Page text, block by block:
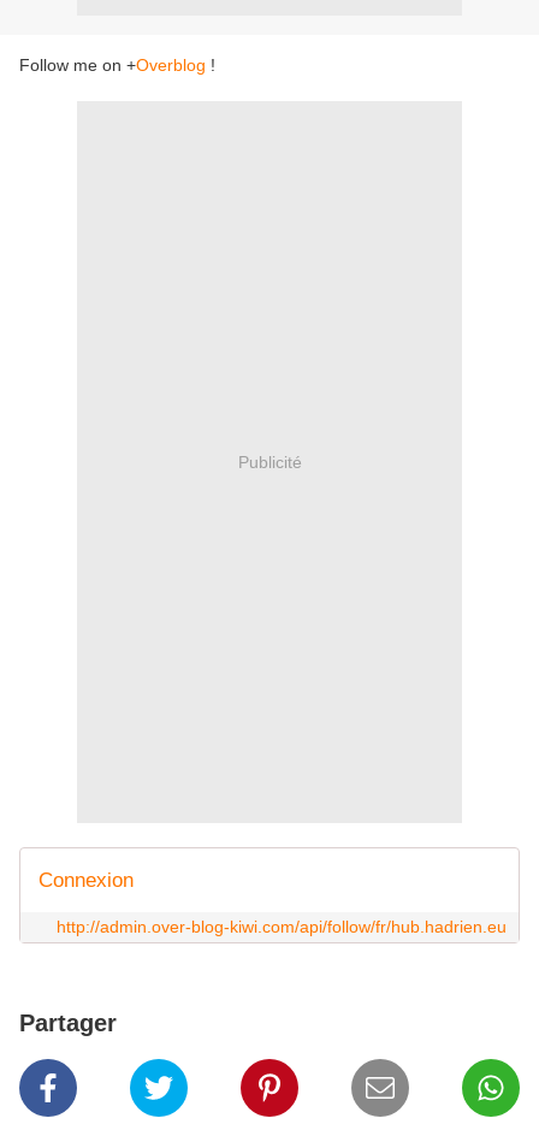
Follow me on +Overblog !
Publicité
Connexion
http://admin.over-blog-kiwi.com/api/follow/fr/hub.hadrien.eu
Partager